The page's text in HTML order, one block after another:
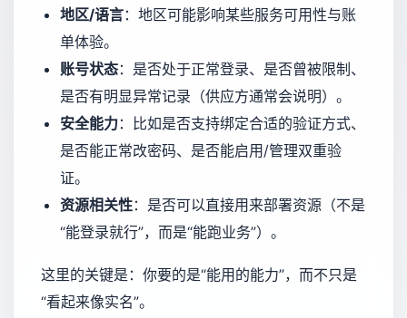
地区/语言：地区可能影响某些服务可用性与账
单体验。
账号状态：是否处于正常登录、是否曾被限制、
是否有明显异常记录（供应方通常会说明）。
安全能力：比如是否支持绑定合适的验证方式、
是否能正常改密码、是否能启用/管理双重验
证。
资源相关性：是否可以直接用来部署资源（不是
“能登录就行”，而是“能跑业务”）。
这里的关键是：你要的是“能用的能力”，而不只是
“看起来像实名”。